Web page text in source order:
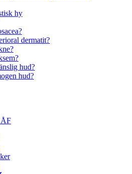
hy
dermatit?
hud?
hud?
ÅF